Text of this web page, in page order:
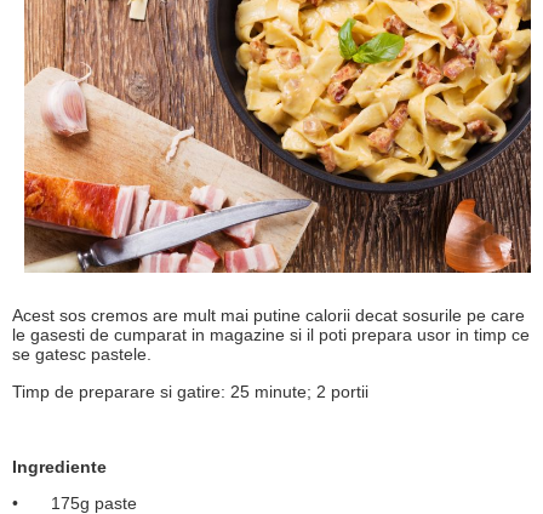
Acest sos cremos are mult mai putine calorii decat sosurile pe care
le gasesti de cumparat in magazine si il poti prepara usor in timp ce
se gatesc pastele.
Timp de preparare si gatire: 25 minute; 2 portii
Ingrediente
•
175g paste